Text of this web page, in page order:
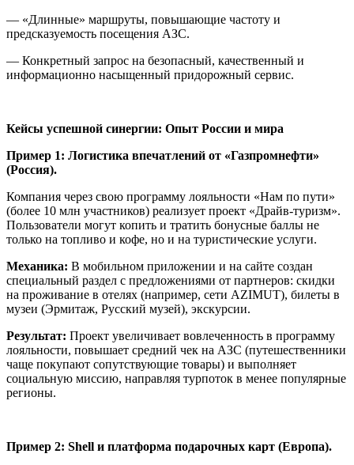
— «Длинные» маршруты, повышающие частоту и
предсказуемость посещения АЗС.
— Конкретный запрос на безопасный, качественный и
информационно насыщенный придорожный сервис.
Кейсы успешной синергии: Опыт России и мира
Пример 1: Логистика впечатлений от «Газпромнефти»
(Россия).
Компания через свою программу лояльности «Нам по пути»
(более 10 млн участников) реализует проект «Драйв-туризм».
Пользователи могут копить и тратить бонусные баллы не
только на топливо и кофе, но и на туристические услуги.
Механика: В мобильном приложении и на сайте создан
специальный раздел с предложениями от партнеров: скидки
на проживание в отелях (например, сети AZIMUT), билеты в
музеи (Эрмитаж, Русский музей), экскурсии.
Результат: Проект увеличивает вовлеченность в программу
лояльности, повышает средний чек на АЗС (путешественники
чаще покупают сопутствующие товары) и выполняет
социальную миссию, направляя турпоток в менее популярные
регионы.
Пример 2: Shell и платформа подарочных карт (Европа).